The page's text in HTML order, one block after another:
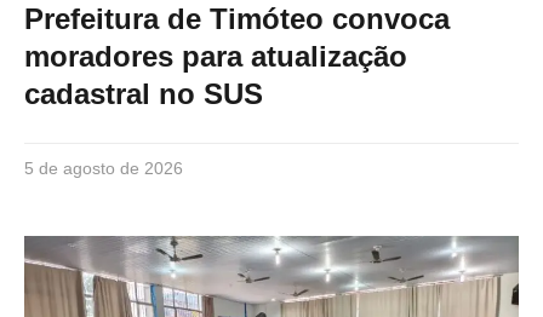
Prefeitura de Timóteo convoca
moradores para atualização
cadastral no SUS
5 de agosto de 2026